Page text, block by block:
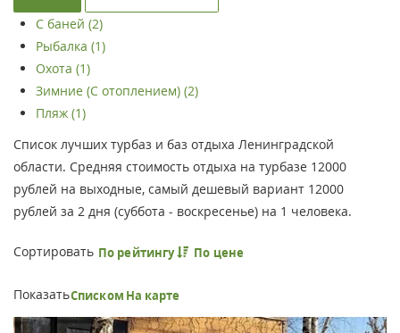
С баней (2)
Рыбалка (1)
Охота (1)
Зимние (С отоплением) (2)
Пляж (1)
Список лучших турбаз и баз отдыха Ленинградской
области. Средняя стоимость отдыха на турбазе 12000
рублей на выходные, самый дешевый вариант 12000
рублей за 2 дня (суббота - воскресенье) на 1 человека.
Сортировать По рейтингу По цене
ПоказатьСписком На карте